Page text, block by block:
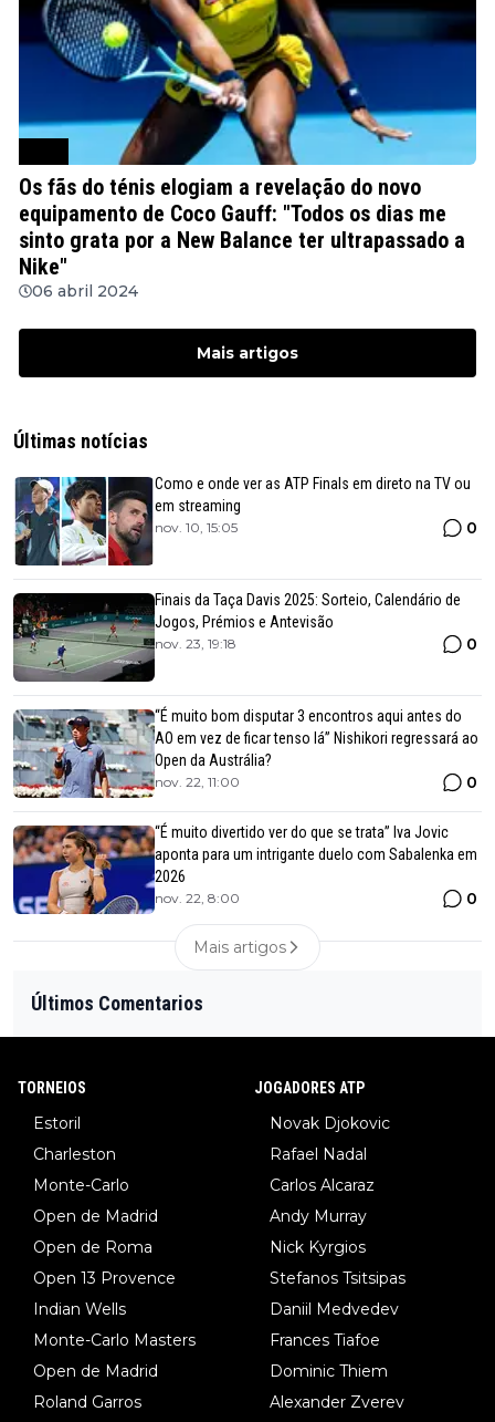
Os fãs do ténis elogiam a revelação do novo
equipamento de Coco Gauff: "Todos os dias me
sinto grata por a New Balance ter ultrapassado a
Nike"
06 abril 2024
Mais artigos
Últimas notícias
Como e onde ver as ATP Finals em direto na TV ou
em streaming
nov. 10, 15:05 0
Finais da Taça Davis 2025: Sorteio, Calendário de
Jogos, Prémios e Antevisão
nov. 23, 19:18 0
“É muito bom disputar 3 encontros aqui antes do
AO em vez de ficar tenso lá” Nishikori regressará ao
Open da Austrália?
nov. 22, 11:00 0
“É muito divertido ver do que se trata” Iva Jovic
aponta para um intrigante duelo com Sabalenka em
2026
nov. 22, 8:00 0
Mais artigos
Últimos Comentarios
TORNEIOS
Estoril
Charleston
Monte-Carlo
Open de Madrid
Open de Roma
Open 13 Provence
Indian Wells
Monte-Carlo Masters
Open de Madrid
Roland Garros
JOGADORES ATP
Novak Djokovic
Rafael Nadal
Carlos Alcaraz
Andy Murray
Nick Kyrgios
Stefanos Tsitsipas
Daniil Medvedev
Frances Tiafoe
Dominic Thiem
Alexander Zverev